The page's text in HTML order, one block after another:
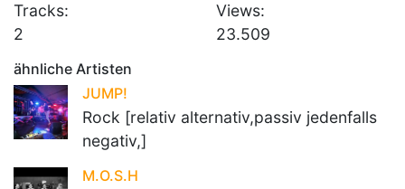
Tracks:
2
Views:
23.509
ähnliche Artisten
JUMP!
Rock [relativ alternativ,passiv jedenfalls
negativ,]
M.O.S.H